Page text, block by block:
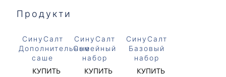
Продукти
СинуСалт
Дополнительные
саше
КУПИТЬ
СинуСалт
Семейный
набор
КУПИТЬ
СинуСалт
Базовый
набор
КУПИТЬ